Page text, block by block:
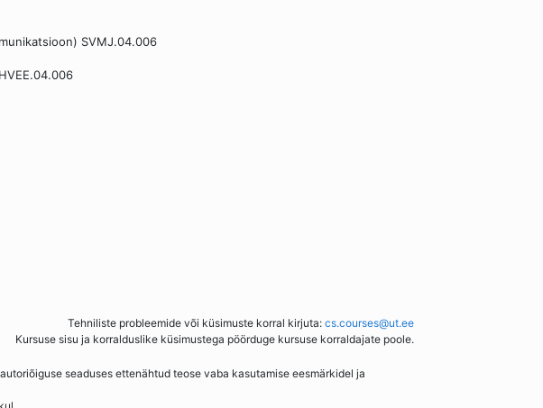
SVMJ.04.006
Tehniliste probleemide või küsimuste korral kirjuta: cs.courses@ut.ee
Kursuse sisu ja korralduslike küsimustega pöörduge kursuse korraldajate poole.
seaduses ettenähtud teose vaba kasutamise eesmärkidel ja